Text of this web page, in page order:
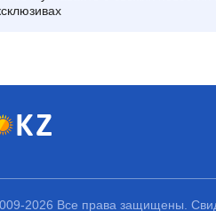
2026 Все права защищены.